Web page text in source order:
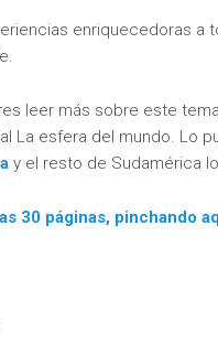
enriquecedoras
leer más sobre este
La esfera del mundo. Lo
y el resto de Sudamérica
30 páginas, pinchando